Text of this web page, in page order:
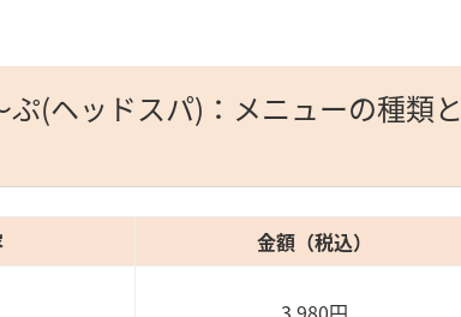
(ヘッドスパ)：メニューの種類と
金額（税込）